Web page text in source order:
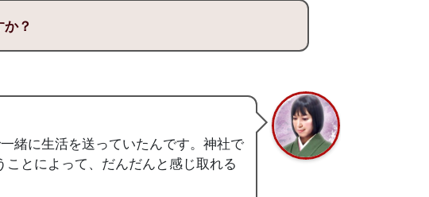
？
緒に生活を送っていたんです。神社で
とによって、だんだんと感じ取れる